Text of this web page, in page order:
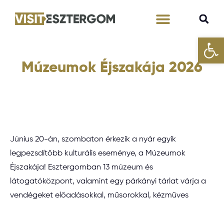
Múzeumok Éjszakája 2026
Június 20-án, szombaton érkezik a nyár egyik
legpezsdítőbb kulturális eseménye, a Múzeumok
Éjszakája! Esztergomban 13 múzeum és
látogatóközpont, valamint egy párkányi tárlat várja a
vendégeket előadásokkal, műsorokkal, kézműves